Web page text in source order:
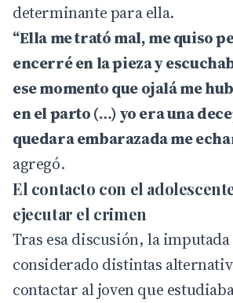
determinante para ella.
“Ella me trató mal, me quiso
encerré en la pieza y
ese momento que ojalá me
en el parto (…) yo era una
quedara embarazada me
agregó.
El contacto con el
ejecutar el crimen
Tras esa discusión, la
considerado distintas
contactar al joven que